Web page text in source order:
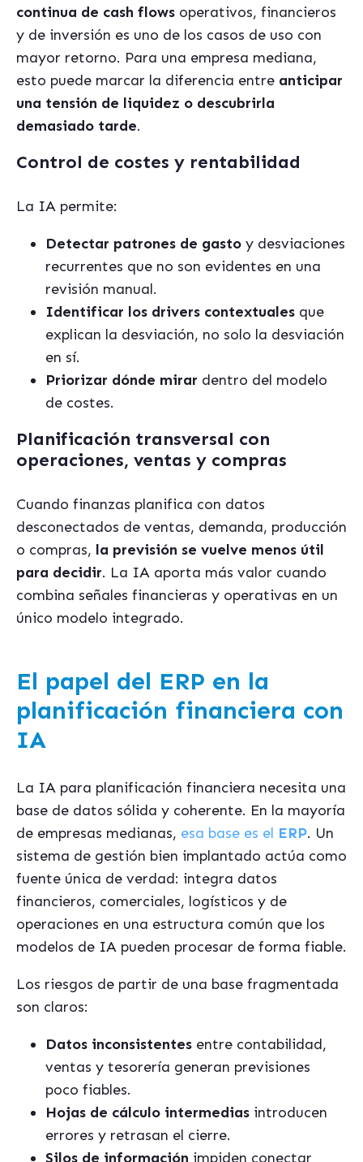
continua de cash flows operativos, financieros
y de inversión es uno de los casos de uso con
mayor retorno. Para una empresa mediana,
esto puede marcar la diferencia entre anticipar
una tensión de liquidez o descubrirla
demasiado tarde.
Control de costes y rentabilidad
La IA permite:
Detectar patrones de gasto y desviaciones
recurrentes que no son evidentes en una
revisión manual.
Identificar los drivers contextuales que
explican la desviación, no solo la desviación
en sí.
Priorizar dónde mirar dentro del modelo
de costes.
Planificación transversal con
operaciones, ventas y compras
Cuando finanzas planifica con datos
desconectados de ventas, demanda, producción
o compras, la previsión se vuelve menos útil
para decidir. La IA aporta más valor cuando
combina señales financieras y operativas en un
único modelo integrado.
El papel del ERP en la
planificación financiera con
IA
La IA para planificación financiera necesita una
base de datos sólida y coherente. En la mayoría
de empresas medianas, esa base es el ERP. Un
sistema de gestión bien implantado actúa como
fuente única de verdad: integra datos
financieros, comerciales, logísticos y de
operaciones en una estructura común que los
modelos de IA pueden procesar de forma fiable.
Los riesgos de partir de una base fragmentada
son claros:
Datos inconsistentes entre contabilidad,
ventas y tesorería generan previsiones
poco fiables.
Hojas de cálculo intermedias introducen
errores y retrasan el cierre.
Silos de información impiden conectar